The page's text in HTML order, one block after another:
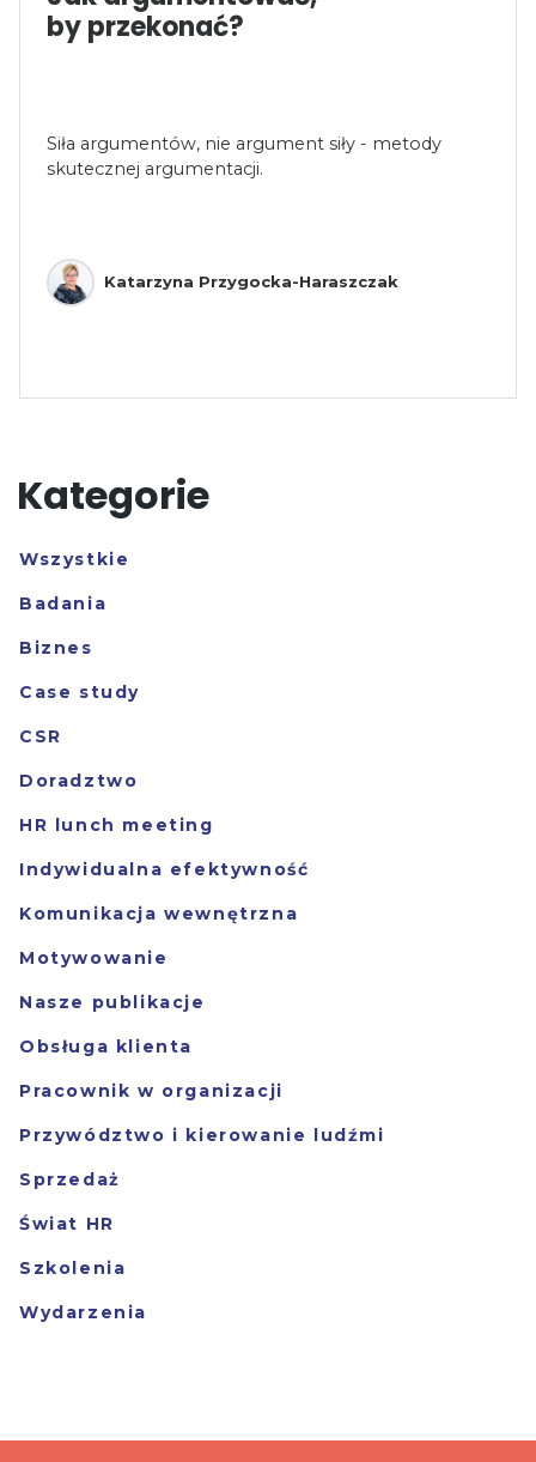
by przekonać?
Siła argumentów, nie argument siły - metody
skutecznej argumentacji.
Katarzyna Przygocka-Haraszczak
Kategorie
Wszystkie
Badania
Biznes
Case study
CSR
Doradztwo
HR lunch meeting
Indywidualna efektywność
Komunikacja wewnętrzna
Motywowanie
Nasze publikacje
Obsługa klienta
Pracownik w organizacji
Przywództwo i kierowanie ludźmi
Sprzedaż
Świat HR
Szkolenia
Wydarzenia